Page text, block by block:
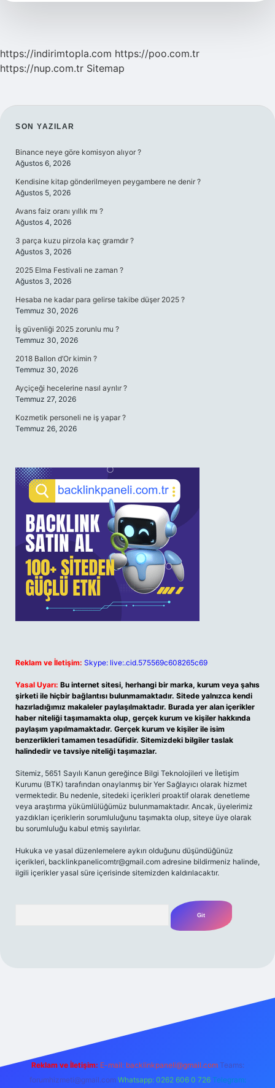
https://indirimtopla.com https://poo.com.tr
https://nup.com.tr Sitemap
SIDEBAR
SON YAZILAR
Binance neye göre komisyon alıyor ?
Ağustos 6, 2026
Kendisine kitap gönderilmeyen peygambere ne denir ?
Ağustos 5, 2026
Avans faiz oranı yıllık mı ?
Ağustos 4, 2026
3 parça kuzu pirzola kaç gramdır ?
Ağustos 3, 2026
2025 Elma Festivali ne zaman ?
Ağustos 3, 2026
Hesaba ne kadar para gelirse takibe düşer 2025 ?
Temmuz 30, 2026
İş güvenliği 2025 zorunlu mu ?
Temmuz 30, 2026
2018 Ballon d’Or kimin ?
Temmuz 30, 2026
Ayçiçeği hecelerine nasıl ayrılır ?
Temmuz 27, 2026
Kozmetik personeli ne iş yapar ?
Temmuz 26, 2026
Reklam ve İletişim: Skype: live:.cid.575569c608265c69
Yasal Uyarı: Bu internet sitesi, herhangi bir marka, kurum veya şahıs
şirketi ile hiçbir bağlantısı bulunmamaktadır. Sitede yalnızca kendi
hazırladığımız makaleler paylaşılmaktadır. Burada yer alan içerikler
haber niteliği taşımamakta olup, gerçek kurum ve kişiler hakkında
paylaşım yapılmamaktadır. Gerçek kurum ve kişiler ile isim
benzerlikleri tamamen tesadüfidir. Sitemizdeki bilgiler taslak
halindedir ve tavsiye niteliği taşımazlar.
Sitemiz, 5651 Sayılı Kanun gereğince Bilgi Teknolojileri ve İletişim
Kurumu (BTK) tarafından onaylanmış bir Yer Sağlayıcı olarak hizmet
vermektedir. Bu nedenle, sitedeki içerikleri proaktif olarak denetleme
veya araştırma yükümlülüğümüz bulunmamaktadır. Ancak, üyelerimiz
yazdıkları içeriklerin sorumluluğunu taşımakta olup, siteye üye olarak
bu sorumluluğu kabul etmiş sayılırlar.
Hukuka ve yasal düzenlemelere aykırı olduğunu düşündüğünüz
içerikleri, backlinkpanelicomtr@gmail.com adresine bildirmeniz halinde,
ilgili içerikler yasal süre içerisinde sitemizden kaldırılacaktır.
Reklam ve İletişim: E-mail: backlinkpaneli@gmail.com Teams:
forumhizmeti@gmail.com Whatsapp: 0262 606 0 726 Telegram: